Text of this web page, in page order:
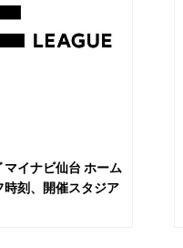
マイナビ仙台 ホーム
刻、開催スタジア